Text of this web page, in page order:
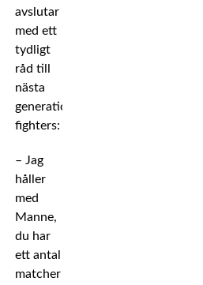
avslutar
med ett
tydligt
råd till
nästa
generations
fighters:
– Jag
håller
med
Manne,
du har
ett antal
matcher